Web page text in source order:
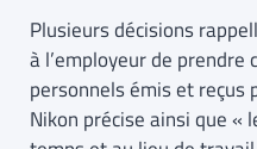
Plusieurs décisions
à l’employeur de prendre
personnels émis et reçus
Nikon précise ainsi que «